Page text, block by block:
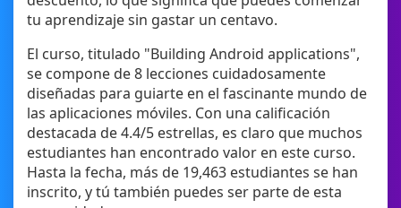
tu aprendizaje sin gastar un centavo.
El curso, titulado "Building Android applications",
se compone de 8 lecciones cuidadosamente
diseñadas para guiarte en el fascinante mundo de
las aplicaciones móviles. Con una calificación
destacada de 4.4/5 estrellas, es claro que muchos
estudiantes han encontrado valor en este curso.
Hasta la fecha, más de 19,463 estudiantes se han
inscrito, y tú también puedes ser parte de esta